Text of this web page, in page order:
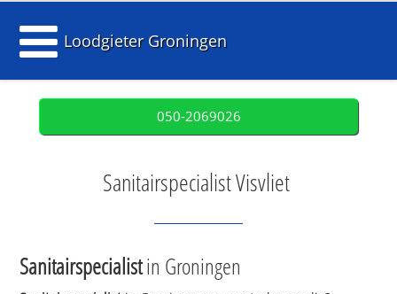
Loodgieter Groningen
050-2069026
Sanitairspecialist Visvliet
Sanitairspecialistin Groningen